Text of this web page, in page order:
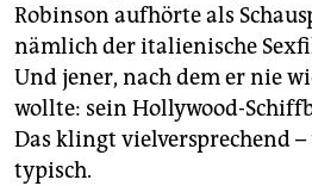
Robinson aufhörte als
nämlich der italienische
Und jener, nach dem er nie
wollte: sein Hollywood-
Das klingt vielversprechend
typisch.